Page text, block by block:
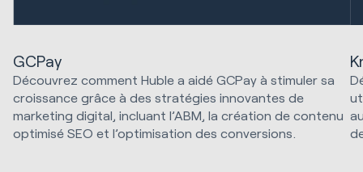
GCPay
Découvrez comment Huble a aidé GCPay à stimuler sa
croissance grâce à des stratégies innovantes de
marketing digital, incluant l’ABM, la création de contenu
optimisé SEO et l’optimisation des conversions.